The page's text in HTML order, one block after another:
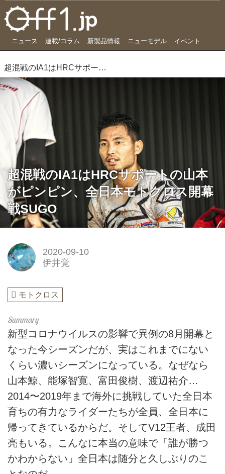
ニュース 連載/コラム 新製品情報 ニューモデル イベント
超混戦のIA1はHRCサポートの山本がピンピン、全日本モトクロス開幕戦SUGO
超混戦のIA1はHRCサポートの山本
がピンピン、全日本モトクロス開幕
戦SUGO
2020-09-10
伊井覚
モトクロス
新型コロナウイルスの影響で異例の8月開幕と
なった今シーズンだが、実はこれまでにない
くらい濃いシーズンになっている。なぜなら
山本鯨、能塚智寛、富田俊樹、渡辺祐介…
2014〜2019年まで海外に挑戦していた全日本
育ちの有力なライダーたちが全員、全日本に
帰ってきているからだ。そしてV12王者、成田
亮もいる。こんなに本当の意味で「誰が勝つ
かわからない」全日本は随分と久しぶりのこ